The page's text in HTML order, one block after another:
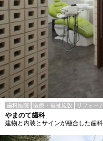
歯科医院 医療・福祉施設 リフォー
やまのて歯科
建物と内装とサインが融合した歯